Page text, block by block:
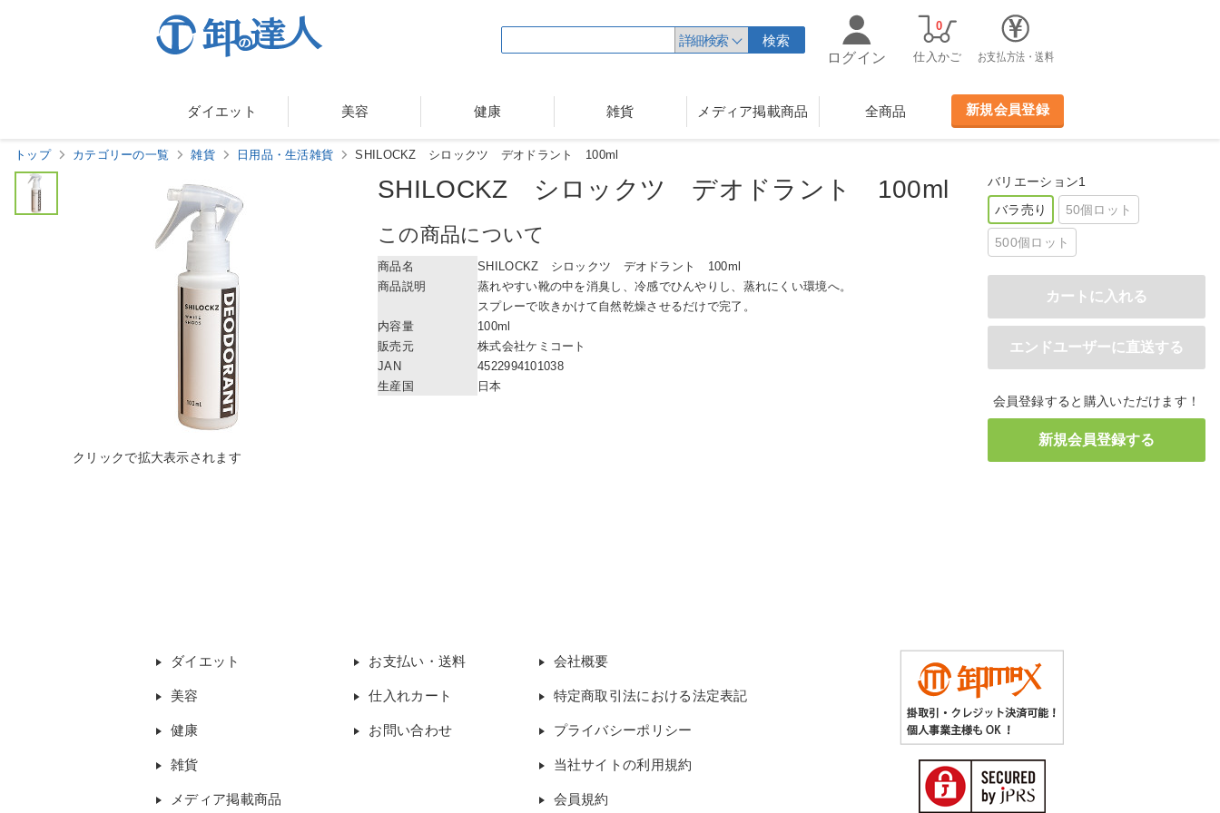
詳細検索
検索
ログイン
仕入かご
0
お支払方法・送料
ダイエット 美容 健康 雑貨 メディア掲載商品 全商品 新規会員登録
トップ カテゴリーの一覧 雑貨 日用品・生活雑貨 SHILOCKZ シロックツ デオドラント 100ml
バリエーション1
バラ売り
50個ロット
500個ロット
会員登録すると購入いただけます！
SHILOCKZ シロックツ デオドラン ト 100ml
この商品について
商品名
SHILOCKZ シロックツ デオドラント 100ml
商品説明
蒸れやすい靴の中を消臭し、冷感でひんやりし、蒸れにくい環境へ。
スプレーで吹きかけて自然乾燥させるだけで完了。
内容量
100ml
販売元
株式会社ケミコート
JAN
4522994101038
生産国
日本
ダイエット
美容
健康
雑貨
メディア掲載商品
お支払い・送料
仕入れカート
お問い合わせ
会社概要
特定商取引法における法定表記
プライバシーポリシー
当社サイトの利用規約
会員規約